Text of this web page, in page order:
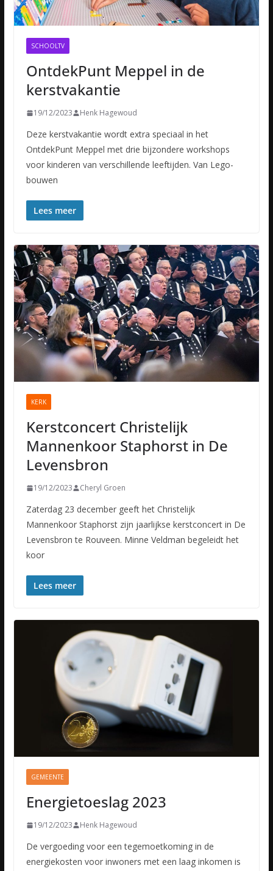
SCHOOLTV
OntdekPunt Meppel in de
kerstvakantie
19/12/2023 Henk Hagewoud
Deze kerstvakantie wordt extra speciaal in het
OntdekPunt Meppel met drie bijzondere workshops
voor kinderen van verschillende leeftijden. Van Lego-
bouwen
Lees meer
KERK
Kerstconcert Christelijk
Mannenkoor Staphorst in De
Levensbron
19/12/2023 Cheryl Groen
Zaterdag 23 december geeft het Christelijk
Mannenkoor Staphorst zijn jaarlijkse kerstconcert in De
Levensbron te Rouveen. Minne Veldman begeleidt het
koor
Lees meer
GEMEENTE
Energietoeslag 2023
19/12/2023 Henk Hagewoud
De vergoeding voor een tegemoetkoming in de
energiekosten voor inwoners met een laag inkomen is